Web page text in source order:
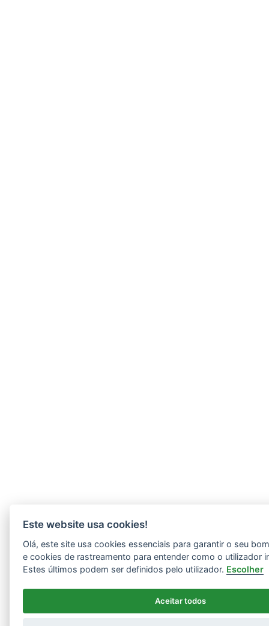
Este website usa cookies!
Olá, este site usa cookies essenciais para garantir o seu
e cookies de rastreamento para entender como o utilizador
Estes últimos podem ser definidos pelo utilizador. Escolher
Aceitar todos